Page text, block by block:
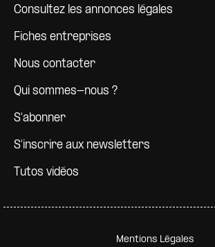
Consultez les annonces légales
Fiches entreprises
Nous contacter
Qui sommes-nous ?
S'abonner
S'inscrire aux newsletters
Tutos vidéos
Pied de page secondaire
Mentions Légales